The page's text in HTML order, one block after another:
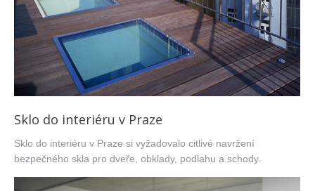
Sklo do interiéru v Praze
Sklo do interiéru v Praze si vyžadovalo citlivé navržení
bezpečného skla pro dveře, obklady, podlahu a schody.